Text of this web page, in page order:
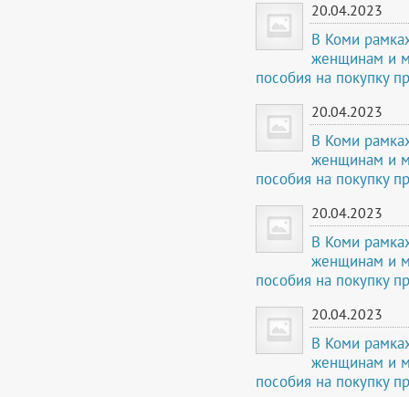
20.04.2023
В Коми
женщинам и
пособия на покупку
20.04.2023
В Коми
женщинам и
пособия на покупку
20.04.2023
В Коми
женщинам и
пособия на покупку
20.04.2023
В Коми
женщинам и
пособия на покупку